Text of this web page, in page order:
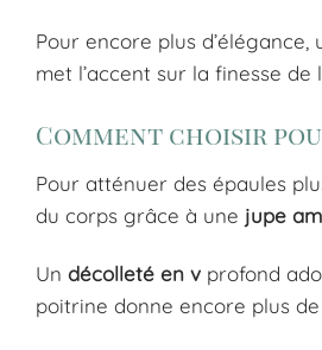
Pour encore plus d’élégance,
met l’accent sur la finesse de
Comment choisir
Pour atténuer des épaules
du corps grâce à une jupe
Un décolleté en v profond
poitrine donne encore plus